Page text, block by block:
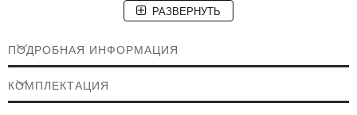
КОНДИЦИОНЕРЫ Cooper&Hunter серии
ALPHA NG
для управления кондиционером через смартфон / планшет.
РАЗВЕРНУТЬ
ПОДРОБНАЯ ИНФОРМАЦИЯ
КОМПЛЕКТАЦИЯ